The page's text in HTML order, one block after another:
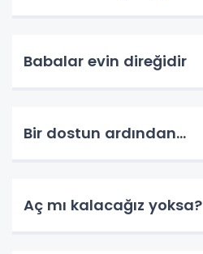
Babalar evin direğidir
Bir dostun ardından...
Aç mı kalacağız yoksa?